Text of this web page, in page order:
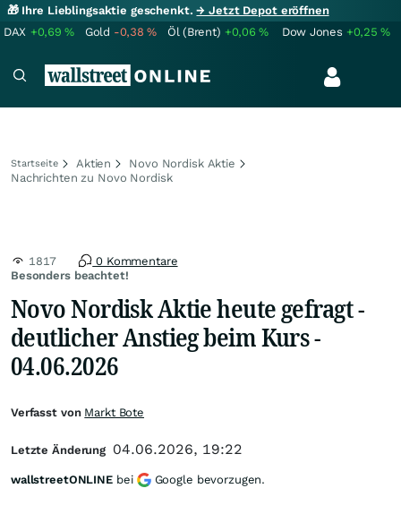
🎁 Ihre Lieblingsaktie geschenkt.→ Jetzt Depot eröffnen
DAX +0,69% Gold -0,38% Öl (Brent) +0,06% Dow Jones +0,25%
Startseite Aktien
Novo Nordisk Aktie
Nachrichten zu Novo Nordisk
Besonders beachtet!
1817 0 Kommentare
Novo Nordisk Aktie heute gefragt -
deutlicher Anstieg beim Kurs -
04.06.2026
Verfasst von Markt Bote
Letzte Änderung 04.06.2026, 19:22
wallstreetONLINE bei Google bevorzugen.